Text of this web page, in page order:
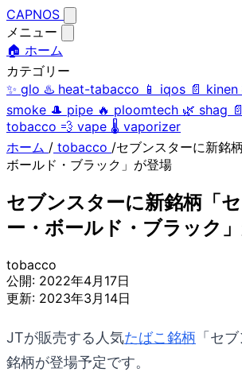
CAPNOS
メニュー
🏠 ホーム
カテゴリー
✨ glo ♨️ heat-tabacco 📱 iqos 📄 kinen
smoke 🎩 pipe 🔥 ploomtech 🌿 shag 📄
tobacco 💨 vape 🌡️ vaporizer
ホーム / tobacco /セブンスターに新銘
ボールド・ブラック」が登場
セブンスターに新銘柄「
ー・ボールド・ブラック
tobacco
公開: 2022年4月17日
更新: 2023年3月14日
JTが販売する人気たばこ銘柄 「セ
銘柄が登場予定です。